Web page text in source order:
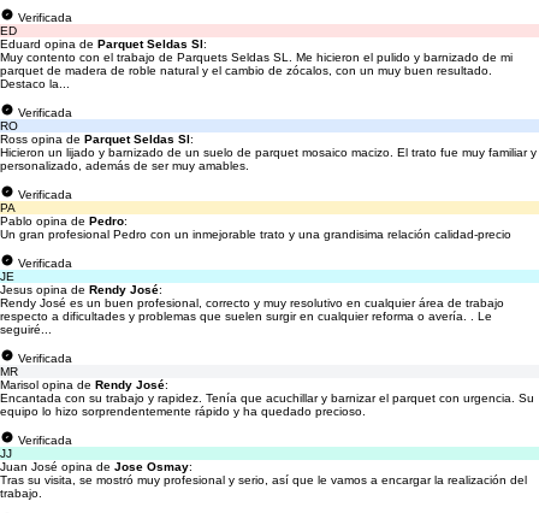
Verificada
ED
Eduard opina de Parquet Seldas Sl:
Muy contento con el trabajo de Parquets Seldas SL. Me hicieron el pulido y barnizado de mi
parquet de madera de roble natural y el cambio de zócalos, con un muy buen resultado.
Destaco la...
Verificada
RO
Ross opina de Parquet Seldas Sl:
Hicieron un lijado y barnizado de un suelo de parquet mosaico macizo. El trato fue muy familiar y
personalizado, además de ser muy amables.
Verificada
PA
Pablo opina de Pedro:
Un gran profesional Pedro con un inmejorable trato y una grandisima relación calidad-precio
Verificada
JE
Jesus opina de Rendy José:
Rendy José es un buen profesional, correcto y muy resolutivo en cualquier área de trabajo
respecto a dificultades y problemas que suelen surgir en cualquier reforma o avería. . Le
seguiré...
Verificada
MR
Marisol opina de Rendy José:
Encantada con su trabajo y rapidez. Tenía que acuchillar y barnizar el parquet con urgencia. Su
equipo lo hizo sorprendentemente rápido y ha quedado precioso.
Verificada
JJ
Juan José opina de Jose Osmay:
Tras su visita, se mostró muy profesional y serio, así que le vamos a encargar la realización del
trabajo.